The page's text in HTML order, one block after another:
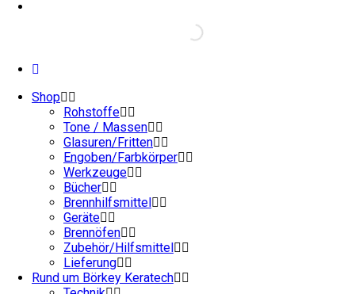
Shop
Rohstoffe
Tone / Massen
Glasuren/Fritten
Engoben/Farbkörper
Werkzeuge
Bücher
Brennhilfsmittel
Geräte
Brennöfen
Zubehör/Hilfsmittel
Lieferung
Rund um Börkey Keratech